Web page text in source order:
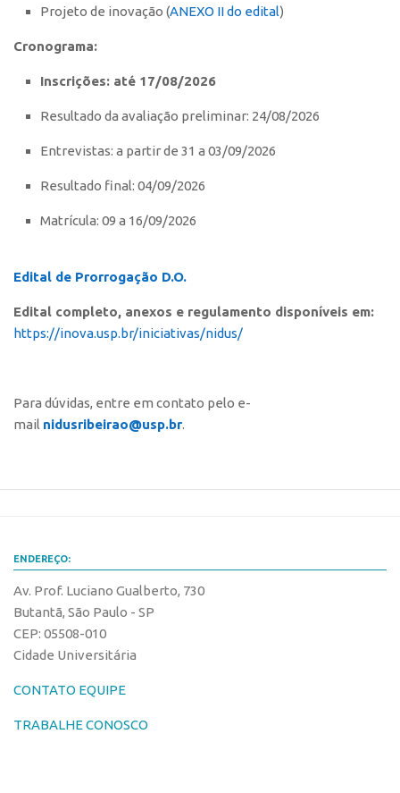
Eventos
Edição 2021
Edição 2019
Edição 2017
Propriedade Intelectual
Formas de Proteção
Patentes
Softwares
Cultivares
VPI – Vocação para Inovação
Patrimônio Genético
Leis e Normas
Transferência de Tecnologia
Editais de TT
PD&I
Projeto de inovação (ANEXO II do edital)
Cronograma:
Inscrições: até 17/08/2026
Resultado da avaliação preliminar: 24/08/2026
Entrevistas: a partir de 31 a 03/09/2026
Resultado final: 04/09/2026
Matrícula: 09 a 16/09/2026
Edital de Prorrogação D.O.
Edital completo, anexos e regulamento disponíveis em:
https://inova.usp.br/iniciativas/nidus/
Para dúvidas, entre em contato pelo e-
mail nidusribeirao@usp.br.
ENDEREÇO:
Av. Prof. Luciano Gualberto, 730
Butantã, São Paulo - SP
CEP: 05508-010
Cidade Universitária
CONTATO EQUIPE
TRABALHE CONOSCO